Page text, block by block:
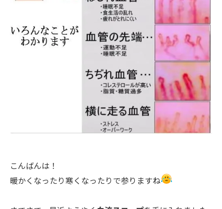
こんばんは！
暖かくなったり寒くなったりで参りますね